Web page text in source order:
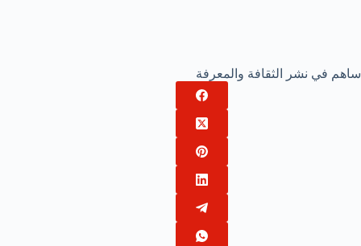
ساهم في نشر الثقافة والمعرفة